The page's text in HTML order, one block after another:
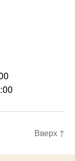
Вверх ↑